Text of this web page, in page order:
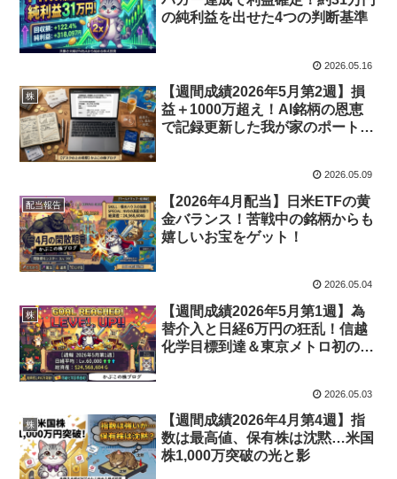
の純利益を出せた4つの判断基準
2026.05.16
株
【週間成績2026年5月第2週】損
益＋1000万超え！AI銘柄の恩恵
で記録更新した我が家のポートフ
2026.05.09
配当報告
【2026年4月配当】日米ETFの黄
金バランス！苦戦中の銘柄からも
嬉しいお宝をゲット！
2026.05.04
株
【週間成績2026年5月第1週】為
替介入と日経6万円の狂乱！信越
化学目標到達＆東京メトロ初の含
2026.05.03
株
【週間成績2026年4月第4週】指
数は最高値、保有株は沈黙…米国
株1,000万突破の光と影